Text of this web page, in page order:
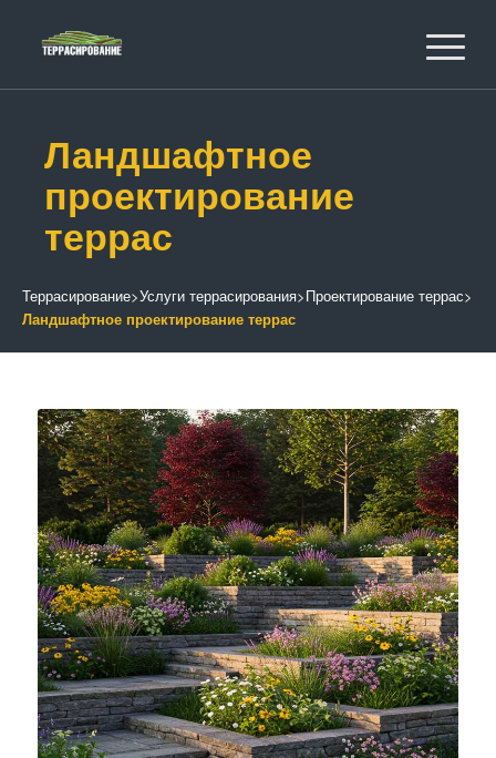
Ландшафтное
проектирование
террас
Террасирование>Услуги террасирования>Проектирование террас>
Ландшафтное проектирование террас